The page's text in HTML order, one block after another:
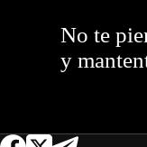
No te
y